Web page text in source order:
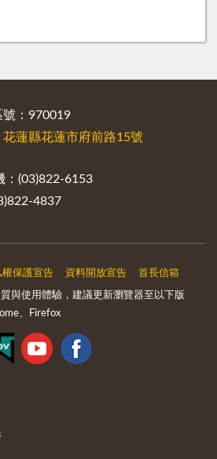
號：970019
花蓮縣花蓮市府前路15號
：(03)822-6153
4837
權保護宣告 資料開放宣告 首長信箱
與使用體驗，建議更新瀏覽器至以下版
、Firefox